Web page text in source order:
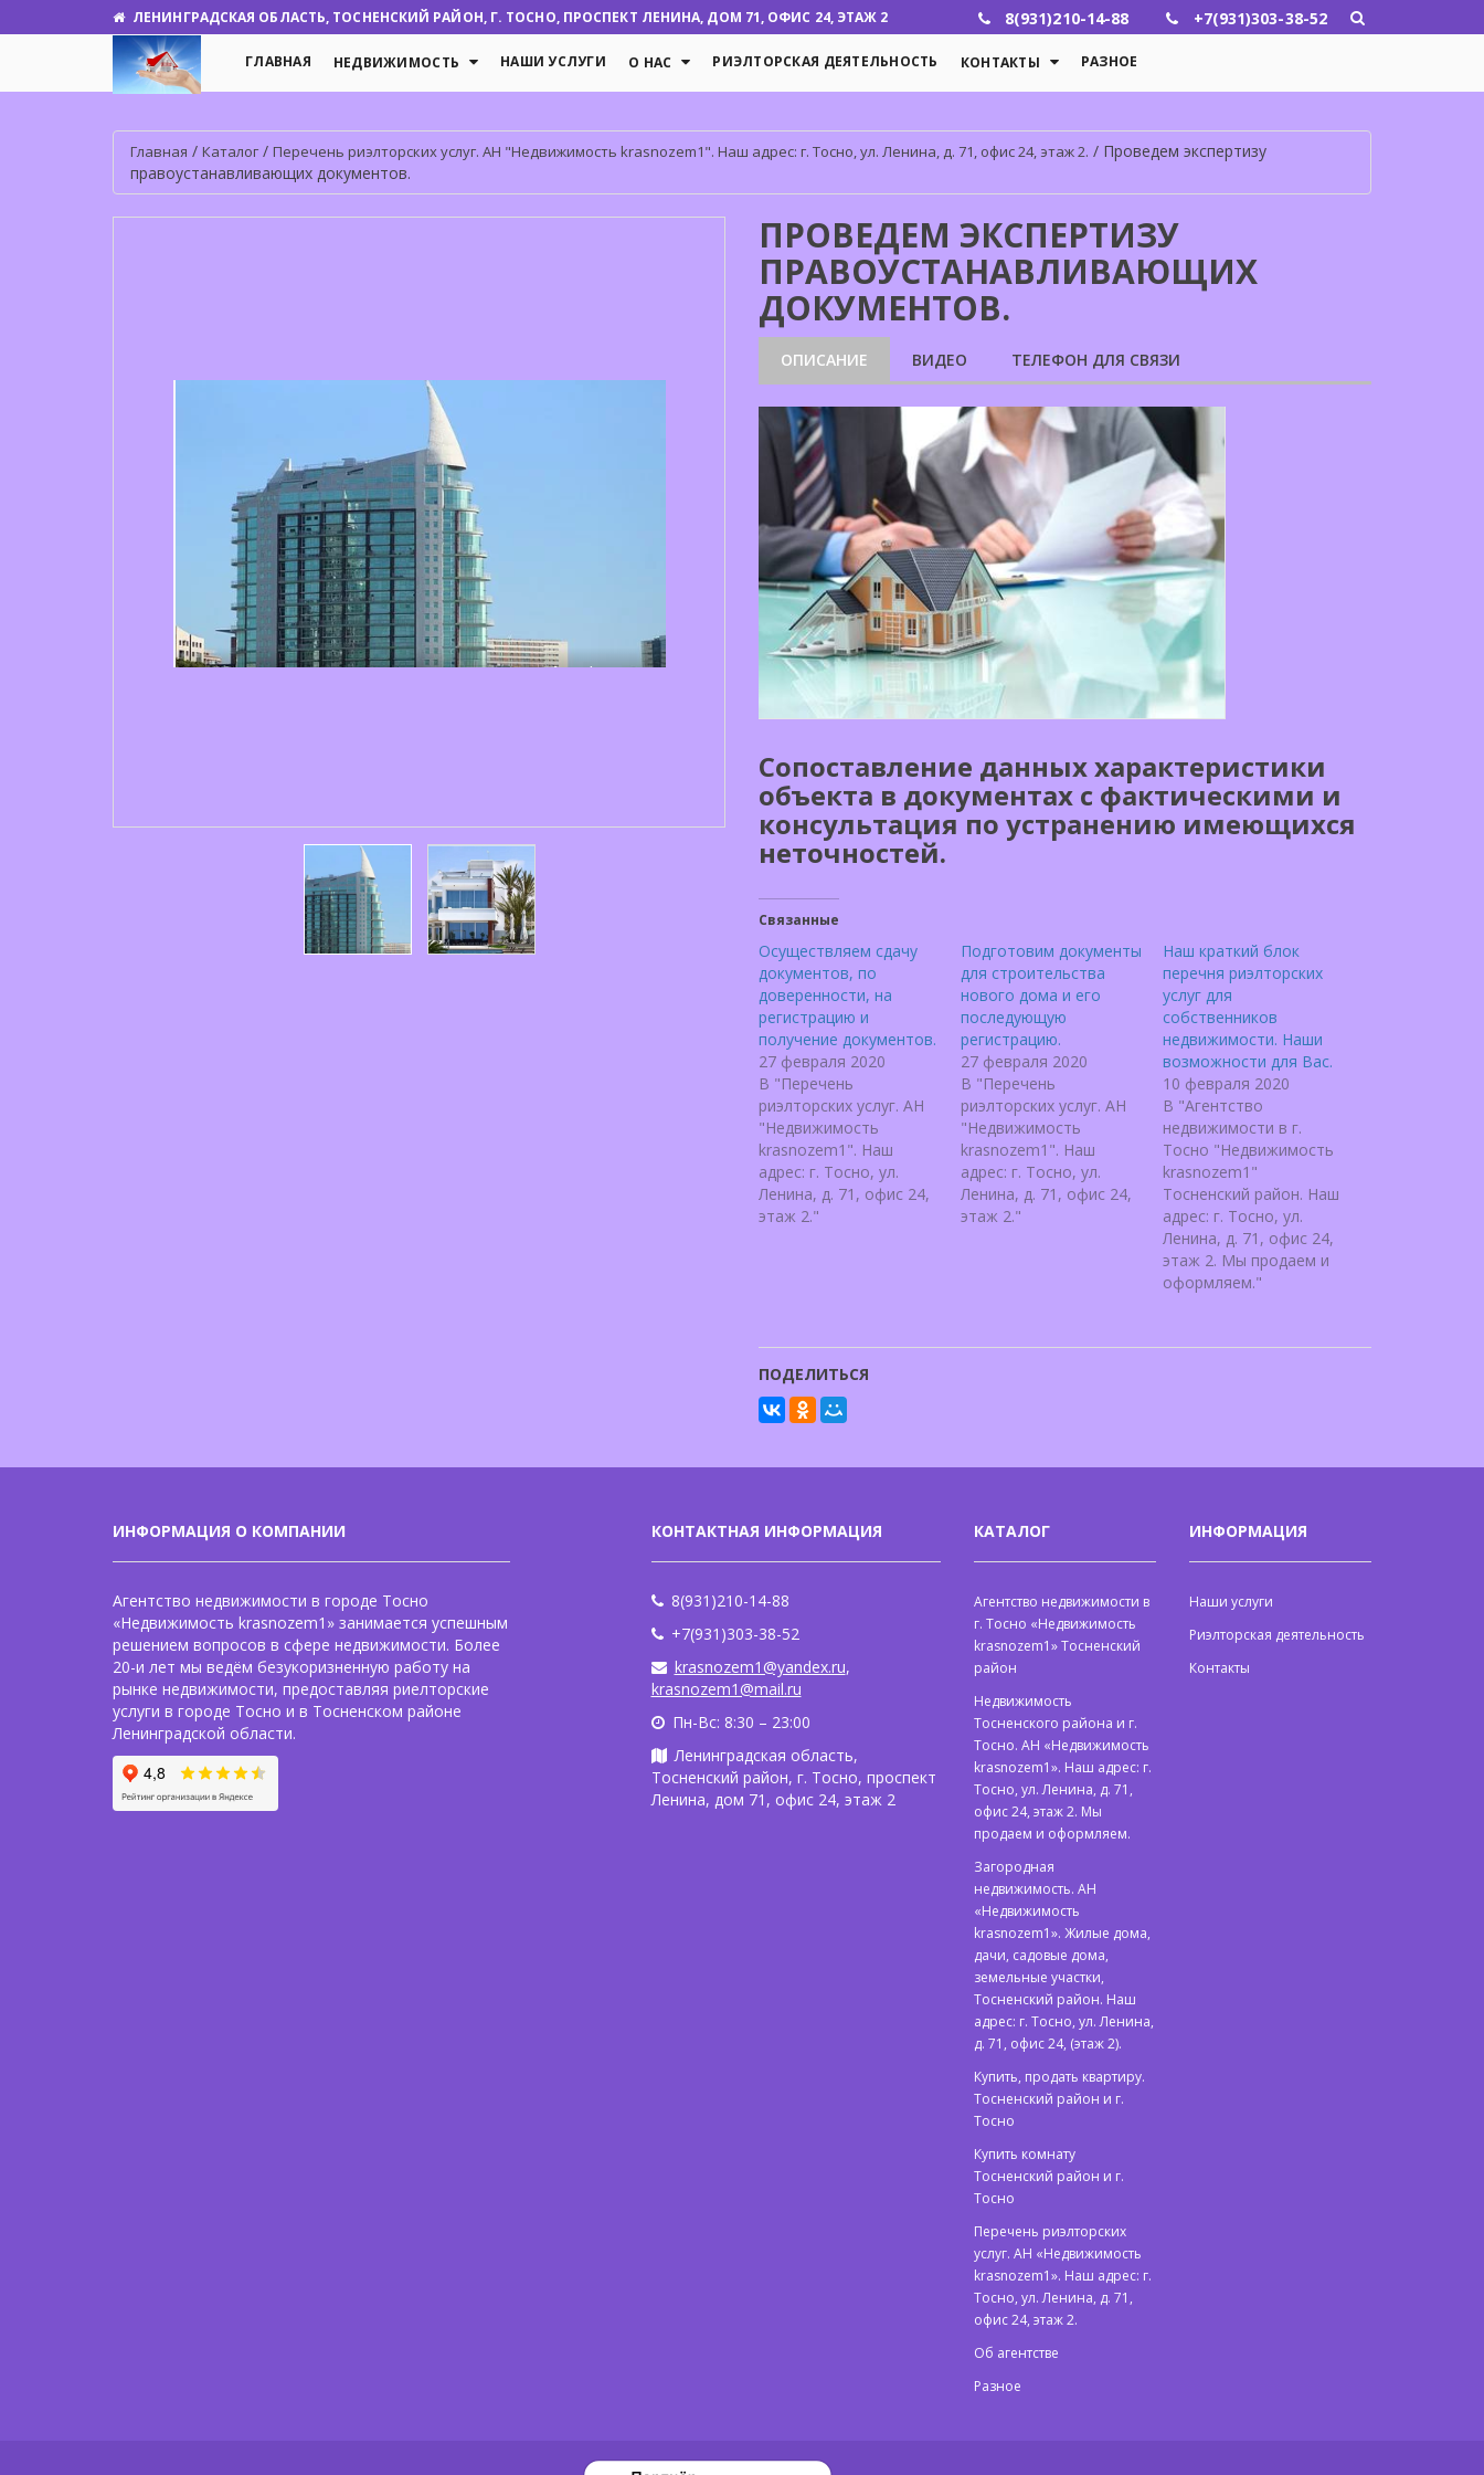
ЛЕНИНГРАДСКАЯ ОБЛАСТЬ, ТОСНЕНСКИЙ РАЙОН, Г. ТОСНО, ПРОСПЕКТ ЛЕНИНА, ДОМ 71, ОФИС 24, ЭТАЖ 2 8(931)210-14-88 +7(931)303-38-52
ГЛАВНАЯ НЕДВИЖИМОСТЬ НАШИ УСЛУГИ О НАС РИЭЛТОРСКАЯ ДЕЯТЕЛЬНОСТЬ КОНТАКТЫ РАЗНОЕ
Главная / Каталог / Перечень риэлторских услуг. АН "Недвижимость krasnozem1". Наш адрес: г. Тосно, ул. Ленина, д. 71, офис 24, этаж 2. / Проведем экспертизу
правоустанавливающих документов.
ПРОВЕДЕМ ЭКСПЕРТИЗУ
ПРАВОУСТАНАВЛИВАЮЩИХ
ДОКУМЕНТОВ.
ОПИСАНИЕ ВИДЕО ТЕЛЕФОН ДЛЯ СВЯЗИ
Сопоставление данных характеристики
объекта в документах с фактическими и
консультация по устранению имеющихся
неточностей.
Связанные
Осуществляем сдачу
документов, по
доверенности, на
регистрацию и
получение документов.
27 февраля 2020
В "Перечень
риэлторских услуг. АН
"Недвижимость
krasnozem1". Наш
адрес: г. Тосно, ул.
Ленина, д. 71, офис 24,
этаж 2."
Подготовим документы
для строительства
нового дома и его
последующую
регистрацию.
27 февраля 2020
В "Перечень
риэлторских услуг. АН
"Недвижимость
krasnozem1". Наш
адрес: г. Тосно, ул.
Ленина, д. 71, офис 24,
этаж 2."
Наш краткий блок
перечня риэлторских
услуг для
собственников
недвижимости. Наши
возможности для Вас.
10 февраля 2020
В "Агентство
недвижимости в г.
Тосно "Недвижимость
krasnozem1"
Тосненский район. Наш
адрес: г. Тосно, ул.
Ленина, д. 71, офис 24,
этаж 2. Мы продаем и
оформляем."
ПОДЕЛИТЬСЯ
ИНФОРМАЦИЯ О КОМПАНИИ
Агентство недвижимости в городе Тосно
«Недвижимость krasnozem1» занимается успешным
решением вопросов в сфере недвижимости. Более
20-и лет мы ведём безукоризненную работу на
рынке недвижимости, предоставляя риелторские
услуги в городе Тосно и в Тосненском районе
Ленинградской области.
КОНТАКТНАЯ ИНФОРМАЦИЯ
8(931)210-14-88
+7(931)303-38-52
krasnozem1@yandex.ru,
krasnozem1@mail.ru
Пн-Вс: 8:30 – 23:00
Ленинградская область,
Тосненский район, г. Тосно, проспект
Ленина, дом 71, офис 24, этаж 2
КАТАЛОГ
Агентство недвижимости в
г. Тосно «Недвижимость
krasnozem1» Тосненский
район
Недвижимость
Тосненского района и г.
Тосно. АН «Недвижимость
krasnozem1». Наш адрес: г.
Тосно, ул. Ленина, д. 71,
офис 24, этаж 2. Мы
продаем и оформляем.
Загородная
недвижимость. АН
«Недвижимость
krasnozem1». Жилые дома,
дачи, садовые дома,
земельные участки,
Тосненский район. Наш
адрес: г. Тосно, ул. Ленина,
д. 71, офис 24, (этаж 2).
Купить, продать квартиру.
Тосненский район и г.
Тосно
Купить комнату
Тосненский район и г.
Тосно
Перечень риэлторских
услуг. АН «Недвижимость
krasnozem1». Наш адрес: г.
Тосно, ул. Ленина, д. 71,
офис 24, этаж 2.
Об агентстве
Разное
ИНФОРМАЦИЯ
Наши услуги
Риэлторская деятельность
Контакты